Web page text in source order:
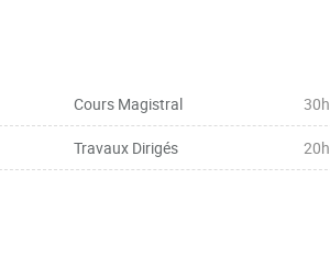
Cours Magistral 30h
Travaux Dirigés 20h